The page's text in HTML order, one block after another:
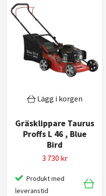
Lägg i korgen
Gräsklippare Taurus
Proffs L 46 , Blue
Bird
3 730 kr
Produkt med
leveranstid